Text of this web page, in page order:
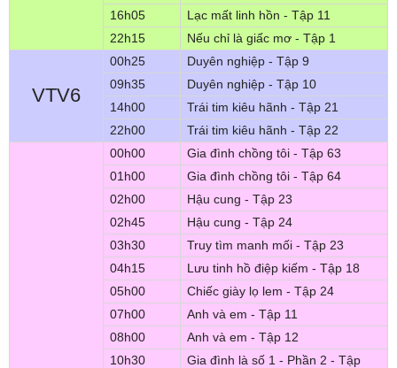
16h05
Lạc mất linh hồn - Tập 11
22h15
Nếu chỉ là giấc mơ - Tập 1
VTV6
00h25
Duyên nghiệp - Tập 9
09h35
Duyên nghiệp - Tập 10
14h00
Trái tim kiêu hãnh - Tập 21
22h00
Trái tim kiêu hãnh - Tập 22
00h00
Gia đình chồng tôi - Tập 63
01h00
Gia đình chồng tôi - Tập 64
02h00
Hậu cung - Tập 23
02h45
Hậu cung - Tập 24
03h30
Truy tìm manh mối - Tập 23
04h15
Lưu tinh hồ điệp kiếm - Tập 18
05h00
Chiếc giày lọ lem - Tập 24
07h00
Anh và em - Tập 11
08h00
Anh và em - Tập 12
10h30
Gia đình là số 1 - Phần 2 - Tập